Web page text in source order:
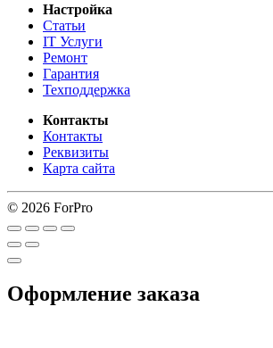
Настройка
Статьи
IT Услуги
Ремонт
Гарантия
Техподдержка
Контакты
Контакты
Реквизиты
Карта сайта
© 2026 ForPro
Оформление заказа